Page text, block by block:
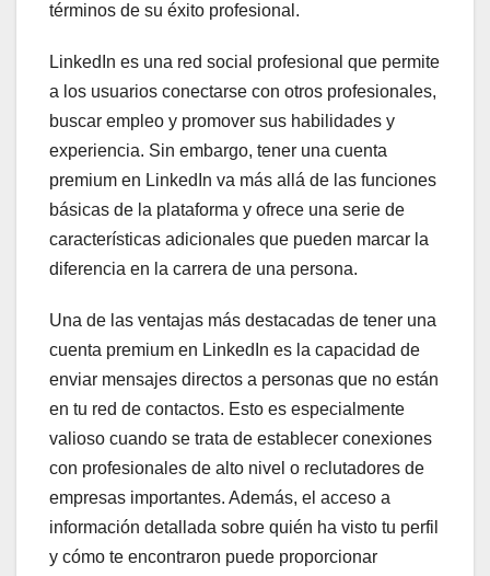
términos de su éxito profesional.
LinkedIn es una red social profesional que permite
a los usuarios conectarse con otros profesionales,
buscar empleo y promover sus habilidades y
experiencia. Sin embargo, tener una cuenta
premium en LinkedIn va más allá de las funciones
básicas de la plataforma y ofrece una serie de
características adicionales que pueden marcar la
diferencia en la carrera de una persona.
Una de las ventajas más destacadas de tener una
cuenta premium en LinkedIn es la capacidad de
enviar mensajes directos a personas que no están
en tu red de contactos. Esto es especialmente
valioso cuando se trata de establecer conexiones
con profesionales de alto nivel o reclutadores de
empresas importantes. Además, el acceso a
información detallada sobre quién ha visto tu perfil
y cómo te encontraron puede proporcionar